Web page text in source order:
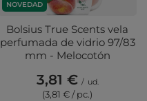
NOVEDAD
Bolsius True Scents vela
perfumada de vidrio 97/83
mm - Melocotón
3,81 € / ud.
(3,81 € / pc.)